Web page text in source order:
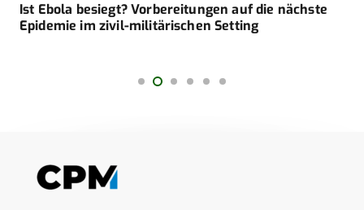
Ist Ebola besiegt? Vorbereitungen auf die nächste
Epidemie im zivil-militärischen Setting